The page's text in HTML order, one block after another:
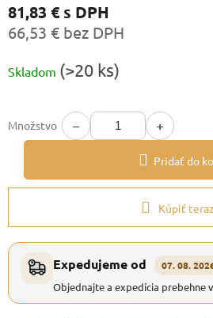
81,83 €s DPH
66,53 € bez DPH
cena:
Skladom (>20 ks)
Množstvo − +
Pridať do
Kúpiť teraz
Expedujeme od 07. 08.
Objednajte a expedícia prebehne